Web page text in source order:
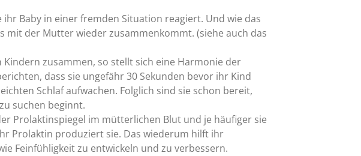
Baby in einer fremden Situation reagiert. Und wie das
mit der Mutter wieder zusammenkommt. (siehe auch das
zusammen, so stellt sich eine Harmonie der
dass sie ungefähr 30 Sekunden bevor ihr Kind
Schlaf aufwachen. Folglich sind sie schon bereit,
suchen beginnt.
Prolaktinspiegel im mütterlichen Blut und je häufiger sie
Prolaktin produziert sie. Das wiederum hilft ihr
Feinfühligkeit zu entwickeln und zu verbessern.